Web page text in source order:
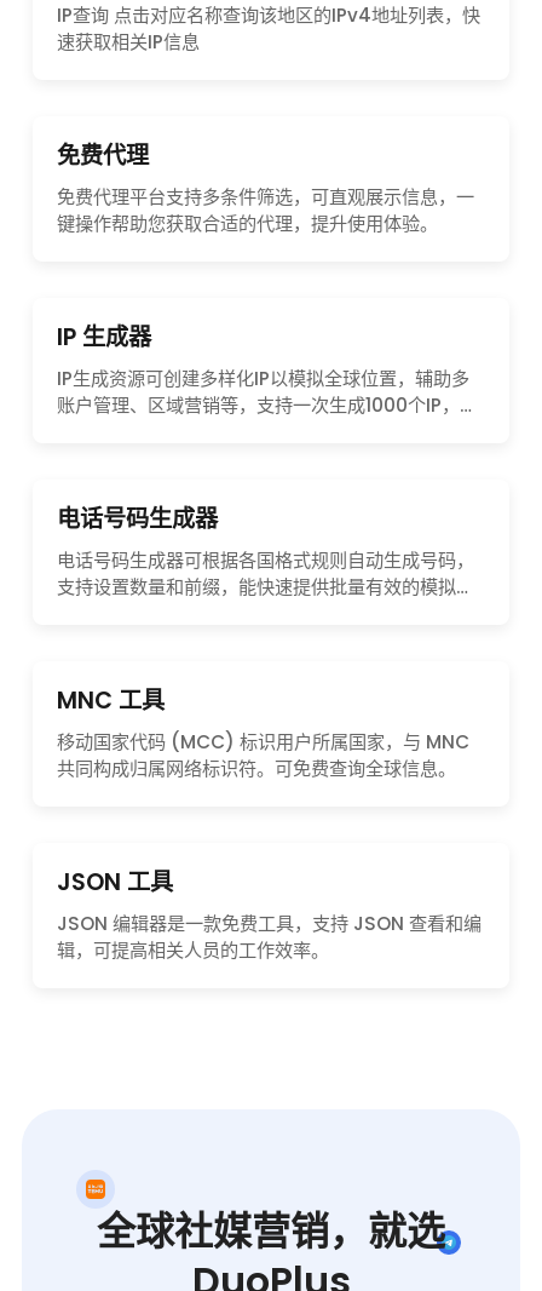
IP查询 点击对应名称查询该地区的IPv4地址列表，快
速获取相关IP信息
免费代理
免费代理平台支持多条件筛选，可直观展示信息，一
键操作帮助您获取合适的代理，提升使用体验。
IP 生成器
IP生成资源可创建多样化IP以模拟全球位置，辅助多
账户管理、区域营销等，支持一次生成1000个IP，确
电话号码生成器
电话号码生成器可根据各国格式规则自动生成号码，
支持设置数量和前缀，能快速提供批量有效的模拟号
MNC 工具
移动国家代码 (MCC) 标识用户所属国家，与 MNC
共同构成归属网络标识符。可免费查询全球信息。
JSON 工具
JSON 编辑器是一款免费工具，支持 JSON 查看和编
辑，可提高相关人员的工作效率。
全球社媒营销，就选